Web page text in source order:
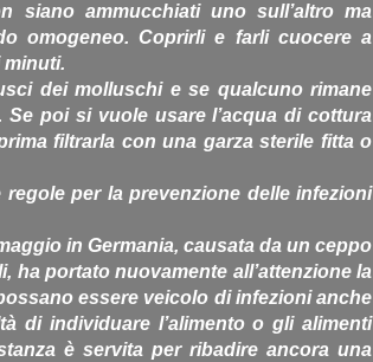
siano ammucchiati uno sull’altro ma
omogeneo. Coprirli e farli cuocere a
dei molluschi e se qualcuno rimane
poi si vuole usare l’acqua di cottura
filtrarla con una garza sterile fitta o
per la prevenzione delle infezioni
in Germania, causata da un ceppo
ha portato nuovamente all’attenzione la
essere veicolo di infezioni anche
di individuare l’alimento o gli alimenti
è servita per ribadire ancora una